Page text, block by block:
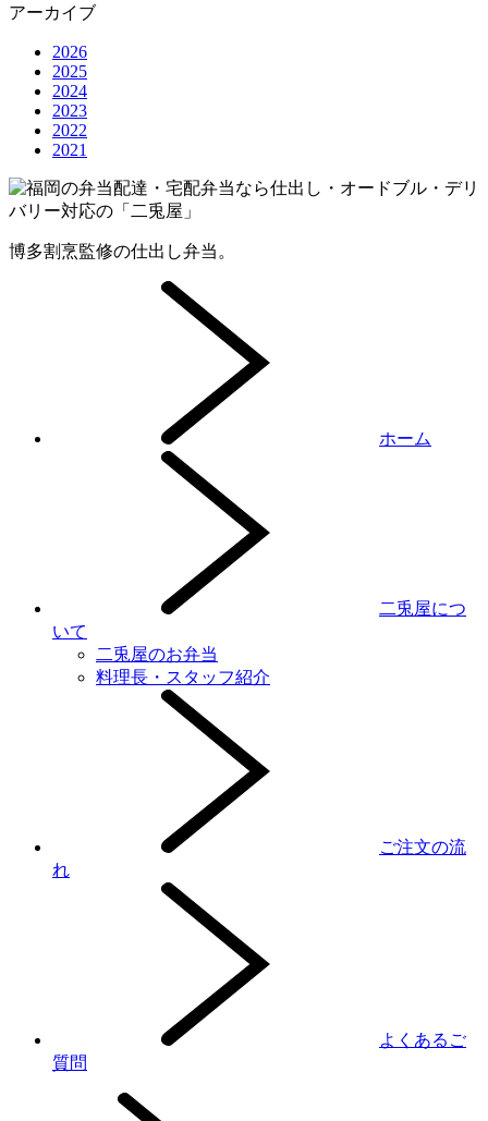
アーカイブ
2026
2025
2024
2023
2022
2021
博多割烹監修の仕出し弁当。
ホーム
二兎屋につ
いて
二兎屋のお弁当
料理長・スタッフ紹介
ご注文の流
れ
よくあるご
質問